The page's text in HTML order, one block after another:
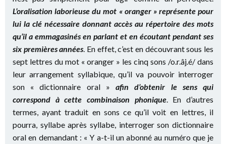
L’oralisation laborieuse du mot « oranger » représente pour
lui la clé nécessaire donnant accès au répertoire des mots
qu’il a emmagasinés en parlant et en écoutant pendant ses
six premières années. En effet, c’est en découvrant sous les
sept lettres du mot « oranger » les cinq sons /o.r.âj.é/ dans
leur arrangement syllabique, qu’il va pouvoir interroger
son « dictionnaire oral »afin d’obtenir le sens qui
correspond à cette combinaison phonique. En d’autres
termes, ayant traduit en sons ce qu’il voit en lettres, il
pourra, syllabe après syllabe, interroger son dictionnaire
oral en demandant : « Y a-t-il un abonné au numéro que je